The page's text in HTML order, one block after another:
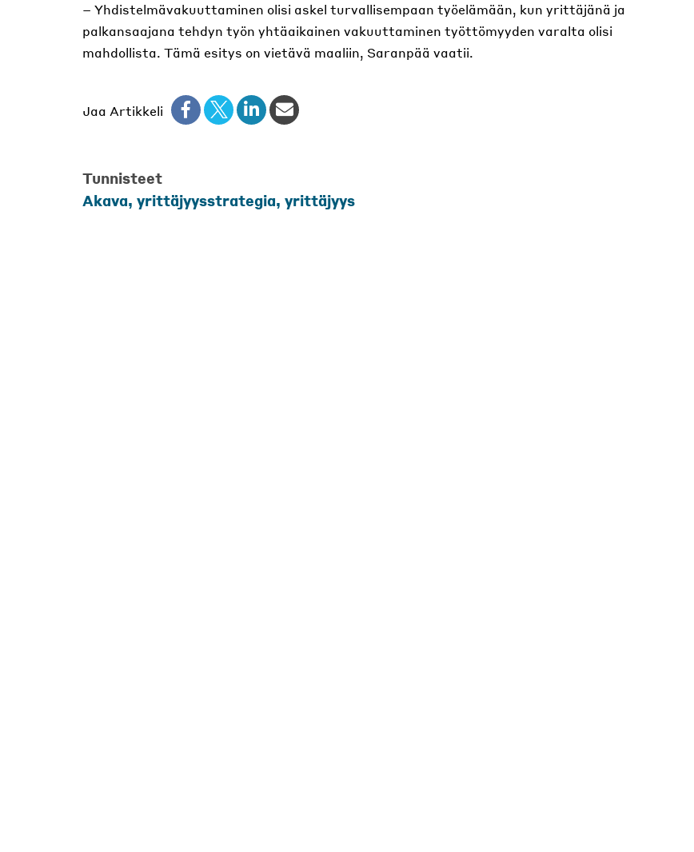
– Yhdistelmävakuuttaminen olisi askel turvallisempaan työelämään, kun yrittäjänä ja
palkansaajana tehdyn työn yhtäaikainen vakuuttaminen työttömyyden varalta olisi
mahdollista. Tämä esitys on vietävä maaliin, Saranpää vaatii.
Jaa Artikkeli
Tunnisteet
Akava, yrittäjyysstrategia, yrittäjyys